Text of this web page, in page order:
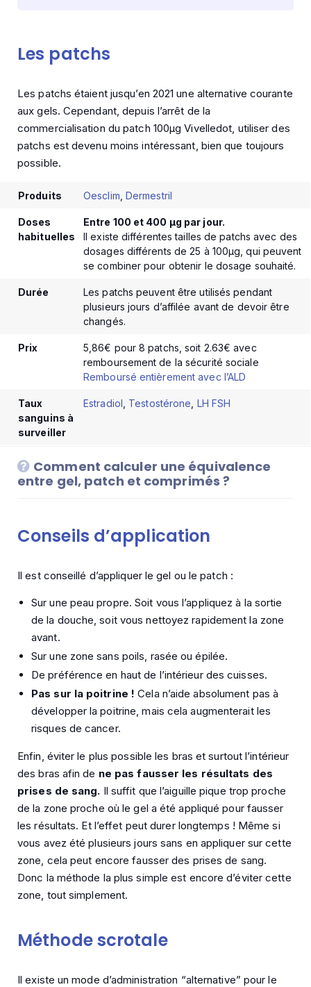
Les patchs
Les patchs étaient jusqu’en 2021 une alternative courante
aux gels. Cependant, depuis l’arrêt de la
commercialisation du patch 100μg Vivelledot, utiliser des
patchs est devenu moins intéressant, bien que toujours
possible.
Produits Oesclim Dermestril
Doses
habituelles
Entre 100 et 400 μg par jour.
Il existe différentes tailles de patchs avec des
dosages différents de 25 à 100μg, qui peuvent
se combiner pour obtenir le dosage souhaité.
Durée
Les patchs peuvent être utilisés pendant
plusieurs jours d’affilée avant de devoir être
changés.
Prix
5,86€ pour 8 patchs, soit 2.63€ avec
remboursement de la sécurité sociale
Remboursé entièrement avec l’ALD
Taux
sanguins à
surveiller
Estradiol Testostérone LH FSH
Comment calculer une équivalence
entre gel, patch et comprimés ?
Conseils d’application
Il est conseillé d’appliquer le gel ou le patch :
Sur une peau propre. Soit vous l’appliquez à la sortie
de la douche, soit vous nettoyez rapidement la zone
avant.
Sur une zone sans poils, rasée ou épilée.
De préférence en haut de l’intérieur des cuisses.
Pas sur la poitrine !Cela n’aide absolument pas à
développer la poitrine, mais cela augmenterait les
risques de cancer.
Enfin, éviter le plus possible les bras et surtout l’intérieur
des bras afin de ne pas fausser les résultats des
prises de sang. Il suffit que l’aiguille pique trop proche
de la zone proche où le gel a été appliqué pour fausser
les résultats. Et l’effet peut durer longtemps ! Même si
vous avez été plusieurs jours sans en appliquer sur cette
zone, cela peut encore fausser des prises de sang.
Donc la méthode la plus simple est encore d’éviter cette
zone, tout simplement.
Méthode scrotale
Il existe un mode d’administration “alternative” pour le